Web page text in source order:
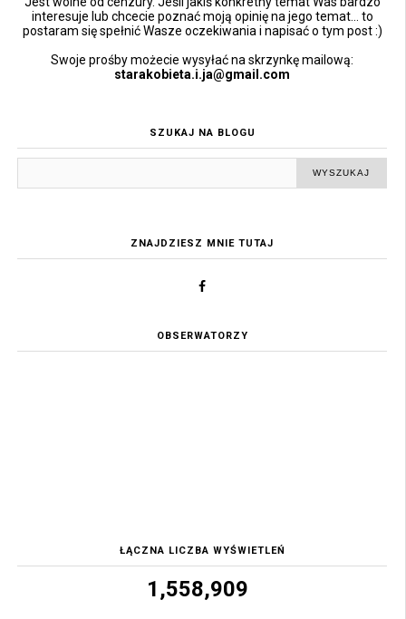
interesuje lub chcecie poznać moją opinię na jego temat... to
postaram się spełnić Wasze oczekiwania i napisać o tym post :)
Swoje prośby możecie wysyłać na skrzynkę mailową:
starakobieta.i.ja@gmail.com
SZUKAJ NA BLOGU
ZNAJDZIESZ MNIE TUTAJ
OBSERWATORZY
ŁĄCZNA LICZBA WYŚWIETLEŃ
1,558,909